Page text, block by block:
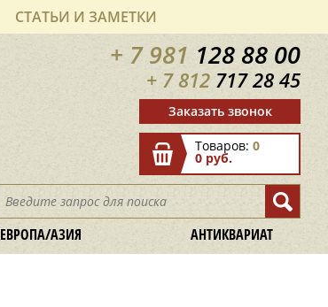
СТАТЬИ И ЗАМЕТКИ
+ 7 981 128 88 00
+ 7 812 717 28 45
Заказать звонок
Товаров:0
0 руб.
ЕВРОПА/АЗИЯ АНТИКВАРИАТ